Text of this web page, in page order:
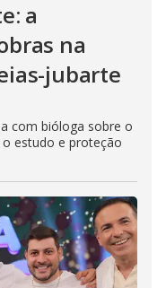
a
na
jubarte
com bióloga sobre o
estudo e proteção